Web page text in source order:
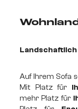
Auf Ihrem Sofa
Mit Platz für
mehr Platz für